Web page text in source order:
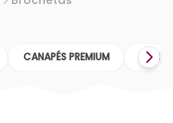
CANAPÉS PREMIUM